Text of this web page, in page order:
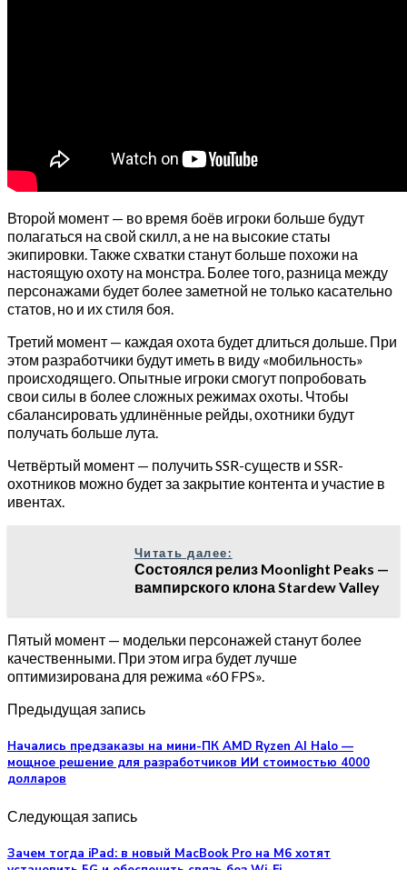
Второй момент — во время боёв игроки больше будут
полагаться на свой скилл, а не на высокие статы
экипировки. Также схватки станут больше похожи на
настоящую охоту на монстра. Более того, разница между
персонажами будет более заметной не только касательно
статов, но и их стиля боя.
Третий момент — каждая охота будет длиться дольше. При
этом разработчики будут иметь в виду «мобильность»
происходящего. Опытные игроки смогут попробовать
свои силы в более сложных режимах охоты. Чтобы
сбалансировать удлинённые рейды, охотники будут
получать больше лута.
Четвёртый момент — получить SSR-существ и SSR-
охотников можно будет за закрытие контента и участие в
ивентах.
Читать далее:
Состоялся релиз Moonlight Peaks —
вампирского клона Stardew Valley
Пятый момент — модельки персонажей станут более
качественными. При этом игра будет лучше
оптимизирована для режима «60 FPS».
Предыдущая запись
Начались предзаказы на мини-ПК AMD Ryzen AI Halo —
мощное решение для разработчиков ИИ стоимостью 4000
долларов
Следующая запись
Зачем тогда iPad: в новый MacBook Pro на M6 хотят